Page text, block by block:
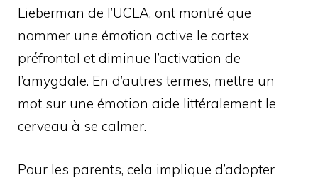
Lieberman de l’UCLA, ont montré que
nommer une émotion active le cortex
préfrontal et diminue l’activation de
l’amygdale. En d’autres termes, mettre un
mot sur une émotion aide littéralement le
cerveau à se calmer.
Pour les parents, cela implique d’adopter